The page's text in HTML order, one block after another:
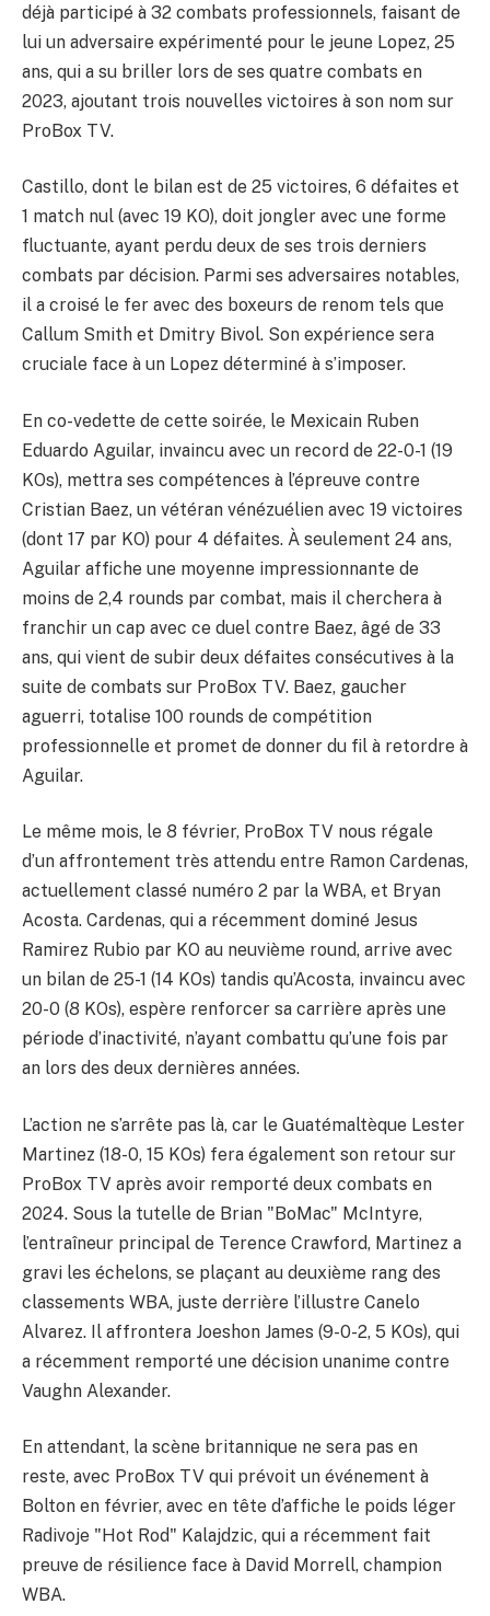
déjà participé à 32 combats professionnels, faisant de
lui un adversaire expérimenté pour le jeune Lopez, 25
ans, qui a su briller lors de ses quatre combats en
2023, ajoutant trois nouvelles victoires à son nom sur
ProBox TV.
Castillo, dont le bilan est de 25 victoires, 6 défaites et
1 match nul (avec 19 KO), doit jongler avec une forme
fluctuante, ayant perdu deux de ses trois derniers
combats par décision. Parmi ses adversaires notables,
il a croisé le fer avec des boxeurs de renom tels que
Callum Smith et Dmitry Bivol. Son expérience sera
cruciale face à un Lopez déterminé à s’imposer.
En co-vedette de cette soirée, le Mexicain Ruben
Eduardo Aguilar, invaincu avec un record de 22-0-1 (19
KOs), mettra ses compétences à l’épreuve contre
Cristian Baez, un vétéran vénézuélien avec 19 victoires
(dont 17 par KO) pour 4 défaites. À seulement 24 ans,
Aguilar affiche une moyenne impressionnante de
moins de 2,4 rounds par combat, mais il cherchera à
franchir un cap avec ce duel contre Baez, âgé de 33
ans, qui vient de subir deux défaites consécutives à la
suite de combats sur ProBox TV. Baez, gaucher
aguerri, totalise 100 rounds de compétition
professionnelle et promet de donner du fil à retordre à
Aguilar.
Le même mois, le 8 février, ProBox TV nous régale
d’un affrontement très attendu entre Ramon Cardenas,
actuellement classé numéro 2 par la WBA, et Bryan
Acosta. Cardenas, qui a récemment dominé Jesus
Ramirez Rubio par KO au neuvième round, arrive avec
un bilan de 25-1 (14 KOs) tandis qu’Acosta, invaincu avec
20-0 (8 KOs), espère renforcer sa carrière après une
période d’inactivité, n’ayant combattu qu’une fois par
an lors des deux dernières années.
L’action ne s’arrête pas là, car le Guatémaltèque Lester
Martinez (18-0, 15 KOs) fera également son retour sur
ProBox TV après avoir remporté deux combats en
2024. Sous la tutelle de Brian "BoMac" McIntyre,
l’entraîneur principal de Terence Crawford, Martinez a
gravi les échelons, se plaçant au deuxième rang des
classements WBA, juste derrière l’illustre Canelo
Alvarez. Il affrontera Joeshon James (9-0-2, 5 KOs), qui
a récemment remporté une décision unanime contre
Vaughn Alexander.
En attendant, la scène britannique ne sera pas en
reste, avec ProBox TV qui prévoit un événement à
Bolton en février, avec en tête d’affiche le poids léger
Radivoje "Hot Rod" Kalajdzic, qui a récemment fait
preuve de résilience face à David Morrell, champion
WBA.